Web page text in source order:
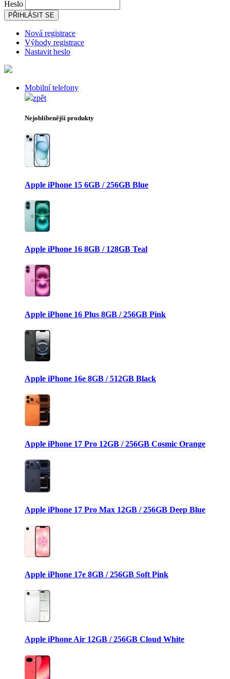
Heslo
PŘIHLÁSIT SE
Nová registrace
Výhody registrace
Nastavit heslo
Mobilní telefony
zpět
Nejoblíbenější produkty
Apple iPhone 15 6GB / 256GB Blue
Apple iPhone 16 8GB / 128GB Teal
Apple iPhone 16 Plus 8GB / 256GB Pink
Apple iPhone 16e 8GB / 512GB Black
Apple iPhone 17 Pro 12GB / 256GB Cosmic Orange
Apple iPhone 17 Pro Max 12GB / 256GB Deep Blue
Apple iPhone 17e 8GB / 256GB Soft Pink
Apple iPhone Air 12GB / 256GB Cloud White